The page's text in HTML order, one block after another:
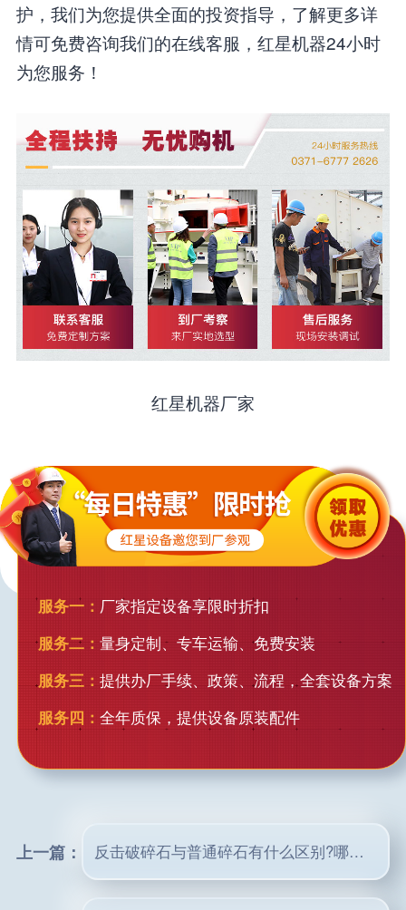
护，我们为您提供全面的投资指导，了解更多详
情可免费咨询我们的在线客服，红星机器24小时
为您服务！
红星机器厂家
服务一： 厂家指定设备享限时折扣
服务二： 量身定制、专车运输、免费安装
服务三： 提供办厂手续、政策、流程，全套设备方案
服务四： 全年质保，提供设备原装配件
上一篇： 反击破碎石与普通碎石有什么区别?哪个好?